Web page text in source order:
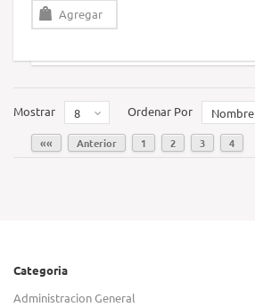
Agregar
Mostrar 8 Ordenar Por Nombre
«« Anterior 1 2 3 4
Categoria
Administracion General